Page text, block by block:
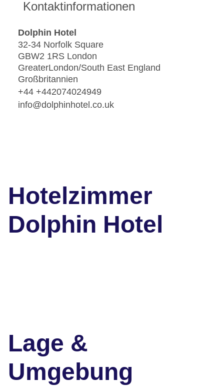
Kontaktinformationen
Dolphin Hotel
32-34 Norfolk Square
GBW2 1RS London
GreaterLondon/South East England
Großbritannien
+44 +442074024949
info@dolphinhotel.co.uk
Hotelzimmer
Dolphin Hotel
Lage &
Umgebung